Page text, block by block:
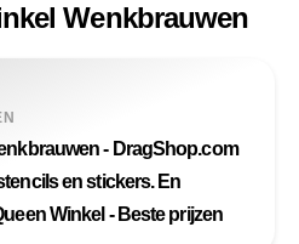
Wenkbrauwen
- DragShop.com
en stickers. En
Winkel - Beste prijzen